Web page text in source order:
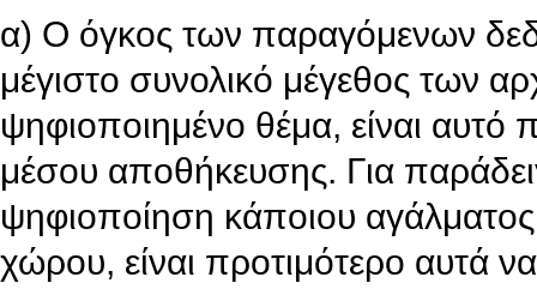
α) Ο όγκος των παραγόμενων
μέγιστο συνολικό μέγεθος των
ψηφιοποιημένο θέμα, είναι αυτό
μέσου αποθήκευσης. Για
ψηφιοποίηση κάποιου
χώρου, είναι προτιμότερο αυτά